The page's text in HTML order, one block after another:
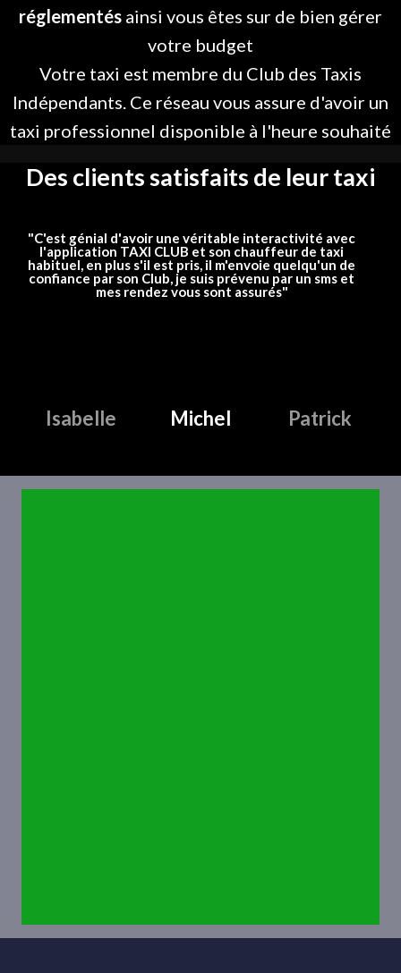
réglementés ainsi vous êtes sur de bien gérer
votre budget
Votre taxi est membre du Club des Taxis
Indépendants. Ce réseau vous assure d'avoir un
taxi professionnel disponible à l'heure souhaité
Des clients satisfaits de leur taxi
"C'est génial d'avoir une véritable interactivité avec
l'application TAXI CLUB et son chauffeur de taxi
habituel, en plus s'il est pris, il m'envoie quelqu'un de
confiance par son Club, je suis prévenu par un sms et
mes rendez vous sont assurés"
Isabelle Michel Patrick